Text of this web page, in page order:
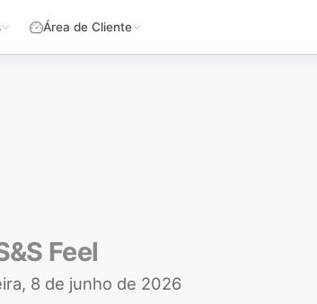
Área de Cliente
Feel
8 de junho de 2026